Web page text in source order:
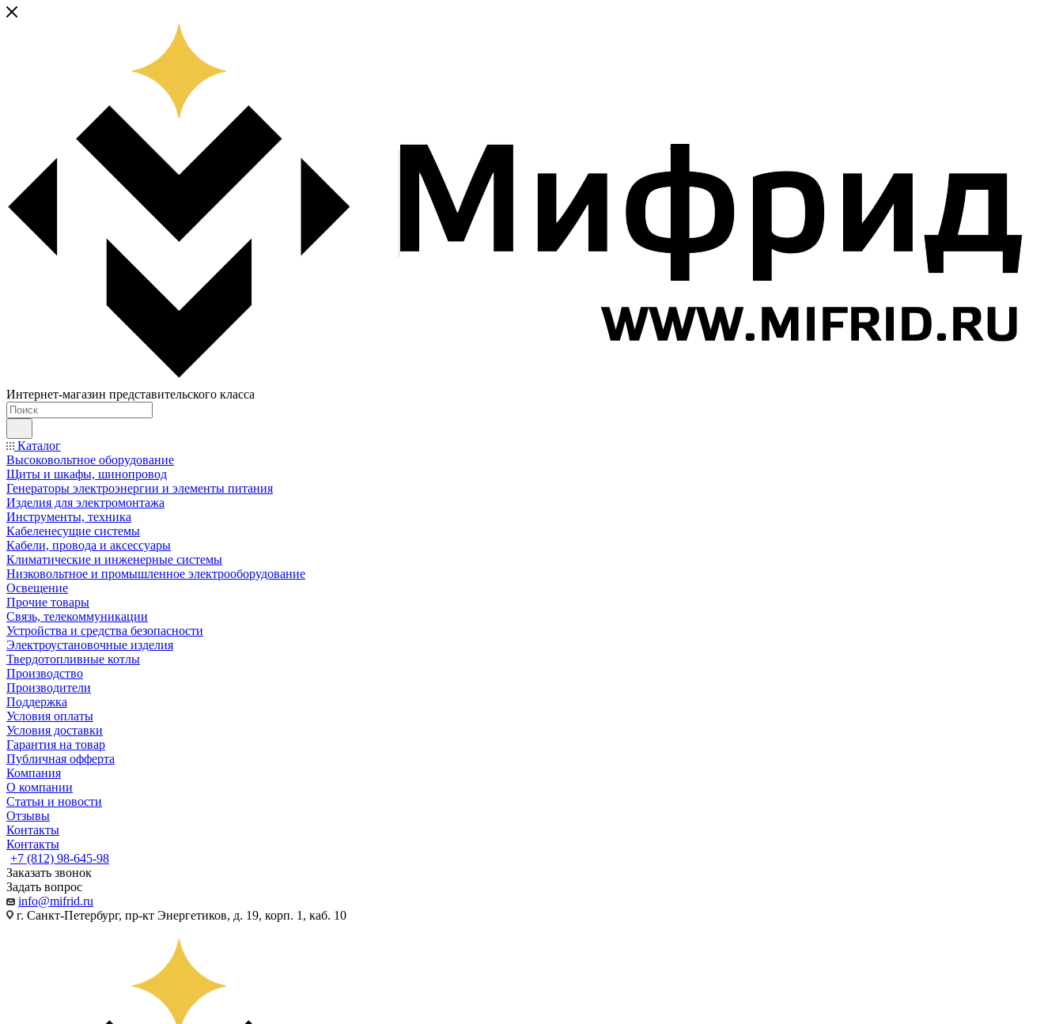
Интернет-магазин представительского класса
Каталог
Высоковольтное оборудование
Щиты и шкафы, шинопровод
Генераторы электроэнергии и элементы питания
Изделия для электромонтажа
Инструменты, техника
Кабеленесущие системы
Кабели, провода и аксессуары
Климатические и инженерные системы
Низковольтное и промышленное электрооборудование
Освещение
Прочие товары
Связь, телекоммуникации
Устройства и средства безопасности
Электроустановочные изделия
Твердотопливные котлы
Производство
Производители
Поддержка
Условия оплаты
Условия доставки
Гарантия на товар
Публичная офферта
Компания
О компании
Статьи и новости
Отзывы
Контакты
Контакты
+7 (812) 98-645-98
Заказать звонок
Задать вопрос
info@mifrid.ru
г. Санкт-Петербург, пр-кт Энергетиков, д. 19, корп. 1, каб. 10